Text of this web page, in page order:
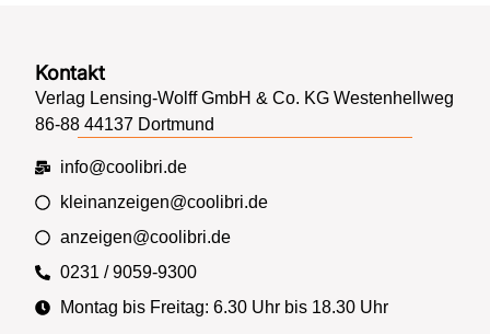
Kontakt
Verlag Lensing-Wolff GmbH & Co. KG Westenhellweg
86-88 44137 Dortmund
info@coolibri.de
kleinanzeigen@coolibri.de
anzeigen@coolibri.de
0231 / 9059-9300
Montag bis Freitag: 6.30 Uhr bis 18.30 Uhr